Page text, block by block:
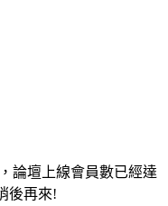
論壇上線會員數已經達
後再來!